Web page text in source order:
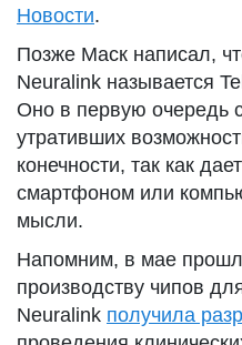
Новости.
Позже Маск написал,
Neuralink называется
Оно в первую очередь
утративших
конечности, так как
смартфоном или
мысли.
Напомним, в мае
производству чипов
Neuralink получила